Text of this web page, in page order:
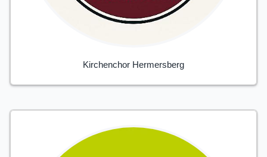
Kirchenchor Hermersberg